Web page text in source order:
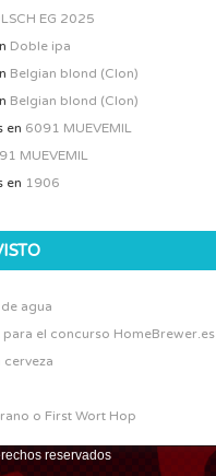
EG 2025
Doble ipa
Belgian blond (Clon)
Belgian blond (Clon)
en 6091 MUEVEMIL
MUEVEMIL
en 1906
agua
para el concurso HomeBrewer.es
cerveza
o First Wort Hop
reservados